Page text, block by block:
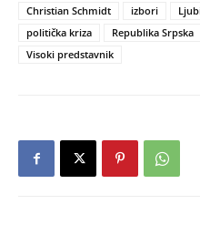
Christian Schmidt
izbori
politička kriza
Republika Srpska
Visoki predstavnik